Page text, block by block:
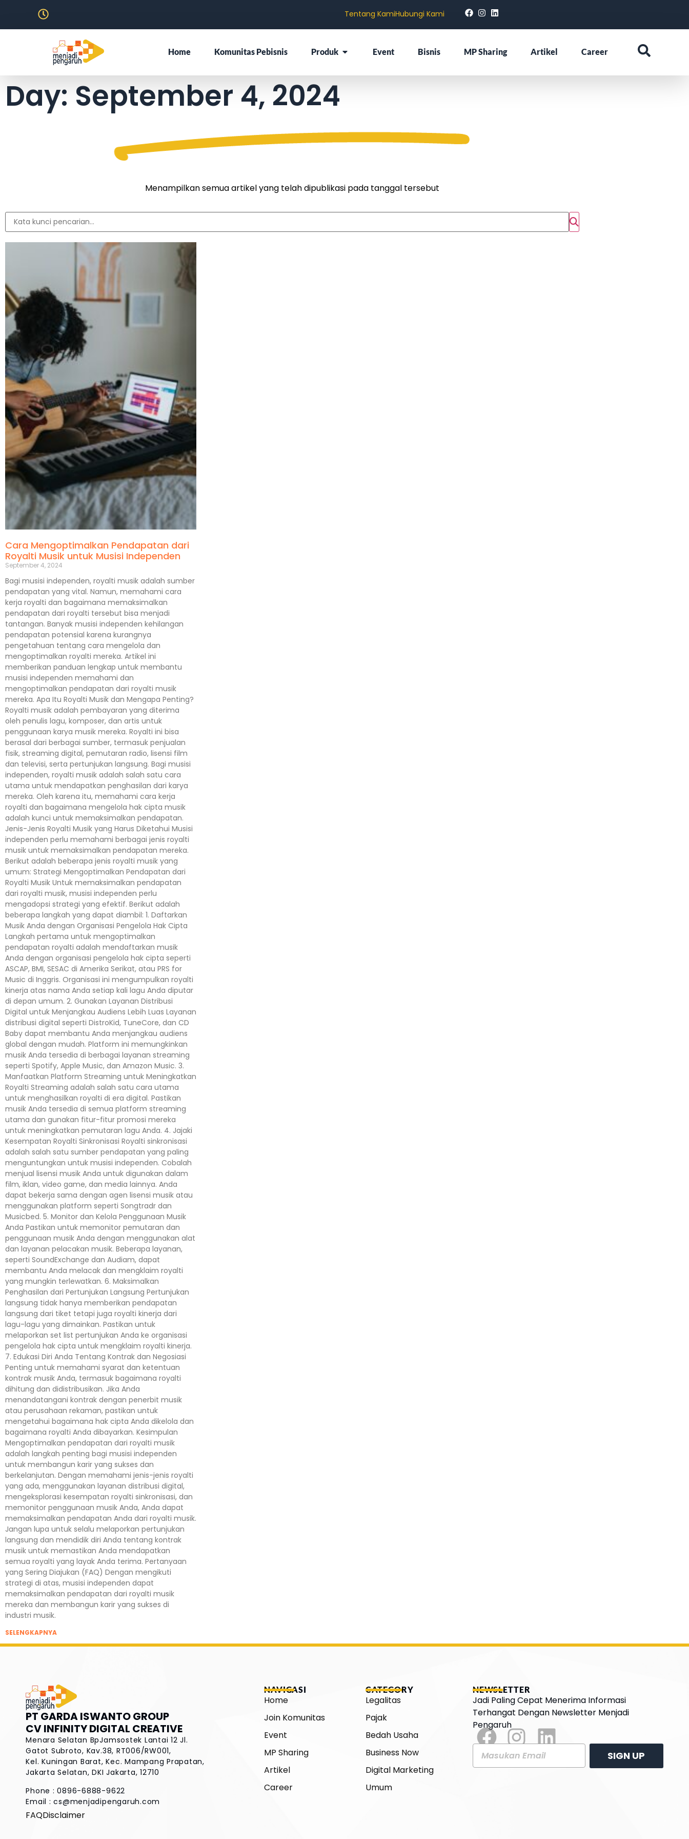
Tentang KamiHubungi Kami
Home Komunitas Pebisnis Produk Event Bisnis MP Sharing Artikel Career
Day: September 4, 2024
Menampilkan semua artikel yang telah dipublikasi pada tanggal tersebut
Cara Mengoptimalkan Pendapatan dari
Royalti Musik untuk Musisi Independen
September 4, 2024
Bagi musisi independen, royalti musik adalah sumber
pendapatan yang vital. Namun, memahami cara
kerja royalti dan bagaimana memaksimalkan
pendapatan dari royalti tersebut bisa menjadi
tantangan. Banyak musisi independen kehilangan
pendapatan potensial karena kurangnya
pengetahuan tentang cara mengelola dan
mengoptimalkan royalti mereka. Artikel ini
memberikan panduan lengkap untuk membantu
musisi independen memahami dan
mengoptimalkan pendapatan dari royalti musik
mereka. Apa Itu Royalti Musik dan Mengapa Penting?
Royalti musik adalah pembayaran yang diterima
oleh penulis lagu, komposer, dan artis untuk
penggunaan karya musik mereka. Royalti ini bisa
berasal dari berbagai sumber, termasuk penjualan
fisik, streaming digital, pemutaran radio, lisensi film
dan televisi, serta pertunjukan langsung. Bagi musisi
independen, royalti musik adalah salah satu cara
utama untuk mendapatkan penghasilan dari karya
mereka. Oleh karena itu, memahami cara kerja
royalti dan bagaimana mengelola hak cipta musik
adalah kunci untuk memaksimalkan pendapatan.
Jenis-Jenis Royalti Musik yang Harus Diketahui Musisi
independen perlu memahami berbagai jenis royalti
musik untuk memaksimalkan pendapatan mereka.
Berikut adalah beberapa jenis royalti musik yang
umum: Strategi Mengoptimalkan Pendapatan dari
Royalti Musik Untuk memaksimalkan pendapatan
dari royalti musik, musisi independen perlu
mengadopsi strategi yang efektif. Berikut adalah
beberapa langkah yang dapat diambil: 1. Daftarkan
Musik Anda dengan Organisasi Pengelola Hak Cipta
Langkah pertama untuk mengoptimalkan
pendapatan royalti adalah mendaftarkan musik
Anda dengan organisasi pengelola hak cipta seperti
ASCAP, BMI, SESAC di Amerika Serikat, atau PRS for
Music di Inggris. Organisasi ini mengumpulkan royalti
kinerja atas nama Anda setiap kali lagu Anda diputar
di depan umum. 2. Gunakan Layanan Distribusi
Digital untuk Menjangkau Audiens Lebih Luas Layanan
distribusi digital seperti DistroKid, TuneCore, dan CD
Baby dapat membantu Anda menjangkau audiens
global dengan mudah. Platform ini memungkinkan
musik Anda tersedia di berbagai layanan streaming
seperti Spotify, Apple Music, dan Amazon Music. 3.
Manfaatkan Platform Streaming untuk Meningkatkan
Royalti Streaming adalah salah satu cara utama
untuk menghasilkan royalti di era digital. Pastikan
musik Anda tersedia di semua platform streaming
utama dan gunakan fitur-fitur promosi mereka
untuk meningkatkan pemutaran lagu Anda. 4. Jajaki
Kesempatan Royalti Sinkronisasi Royalti sinkronisasi
adalah salah satu sumber pendapatan yang paling
menguntungkan untuk musisi independen. Cobalah
menjual lisensi musik Anda untuk digunakan dalam
film, iklan, video game, dan media lainnya. Anda
dapat bekerja sama dengan agen lisensi musik atau
menggunakan platform seperti Songtradr dan
Musicbed. 5. Monitor dan Kelola Penggunaan Musik
Anda Pastikan untuk memonitor pemutaran dan
penggunaan musik Anda dengan menggunakan alat
dan layanan pelacakan musik. Beberapa layanan,
seperti SoundExchange dan Audiam, dapat
membantu Anda melacak dan mengklaim royalti
yang mungkin terlewatkan. 6. Maksimalkan
Penghasilan dari Pertunjukan Langsung Pertunjukan
langsung tidak hanya memberikan pendapatan
langsung dari tiket tetapi juga royalti kinerja dari
lagu-lagu yang dimainkan. Pastikan untuk
melaporkan set list pertunjukan Anda ke organisasi
pengelola hak cipta untuk mengklaim royalti kinerja.
7. Edukasi Diri Anda Tentang Kontrak dan Negosiasi
Penting untuk memahami syarat dan ketentuan
kontrak musik Anda, termasuk bagaimana royalti
dihitung dan didistribusikan. Jika Anda
menandatangani kontrak dengan penerbit musik
atau perusahaan rekaman, pastikan untuk
mengetahui bagaimana hak cipta Anda dikelola dan
bagaimana royalti Anda dibayarkan. Kesimpulan
Mengoptimalkan pendapatan dari royalti musik
adalah langkah penting bagi musisi independen
untuk membangun karir yang sukses dan
berkelanjutan. Dengan memahami jenis-jenis royalti
yang ada, menggunakan layanan distribusi digital,
mengeksplorasi kesempatan royalti sinkronisasi, dan
memonitor penggunaan musik Anda, Anda dapat
memaksimalkan pendapatan Anda dari royalti musik.
Jangan lupa untuk selalu melaporkan pertunjukan
langsung dan mendidik diri Anda tentang kontrak
musik untuk memastikan Anda mendapatkan
semua royalti yang layak Anda terima. Pertanyaan
yang Sering Diajukan (FAQ) Dengan mengikuti
strategi di atas, musisi independen dapat
memaksimalkan pendapatan dari royalti musik
mereka dan membangun karir yang sukses di
industri musik.
SELENGKAPNYA
PT GARDA ISWANTO GROUP
CV INFINITY DIGITAL CREATIVE
Menara Selatan BpJamsostek Lantai 12Jl.
Gatot Subroto, Kav.38, RT006/RW001,
Kel. Kuningan Barat, Kec. Mampang Prapatan,
Jakarta Selatan, DKI Jakarta, 12710
Phone : 0896-6888-9622
Email :cs@menjadipengaruh.com
NAVIGASI
Home
Join Komunitas
Event
MP Sharing
Artikel
Career
CATEGORY
Legalitas
Pajak
Bedah Usaha
Business Now
Digital Marketing
Umum
NEWSLETTER
Jadi Paling Cepat Menerima Informasi
Terhangat Dengan Newsletter Menjadi
Pengaruh
SIGN UP
FAQDisclaimer